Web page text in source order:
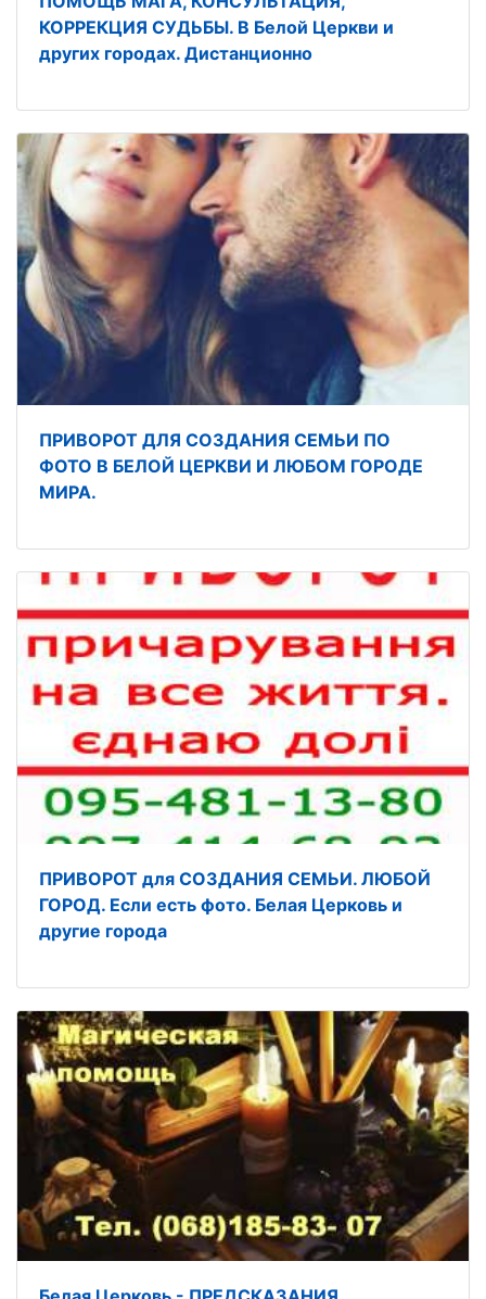
КОРРЕКЦИЯ СУДЬБЫ. В Белой Церкви и
других городах. Дистанционно
ПРИВОРОТ ДЛЯ СОЗДАНИЯ СЕМЬИ ПО
ФОТО В БЕЛОЙ ЦЕРКВИ И ЛЮБОМ ГОРОДЕ
МИРА.
ПРИВОРОТ для СОЗДАНИЯ СЕМЬИ. ЛЮБОЙ
ГОРОД. Если есть фото. Белая Церковь и
другие города